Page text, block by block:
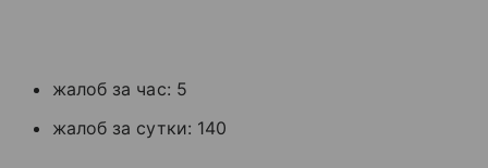
жалоб за час: 5
жалоб за сутки: 140